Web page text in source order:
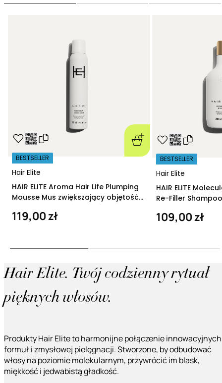
Hair Elite
BESTSELLER
HAIR ELITE Aroma Hair Life Plumping
Mousse Mus zwiększający objętość
119,00 zł
Hair Elite
BESTSELLER
HAIR ELITE
Re-Filler
109,00 zł
Hair Elite. Twój codzienny rytuał
pięknych włosów.
Produkty Hair Elite to harmonijne połączenie innowacyjnych
formuł i zmysłowej pielęgnacji. Stworzone, by odbudować
włosy na poziomie molekularnym, przywrócić im blask,
miękkość i jedwabistą gładkość.